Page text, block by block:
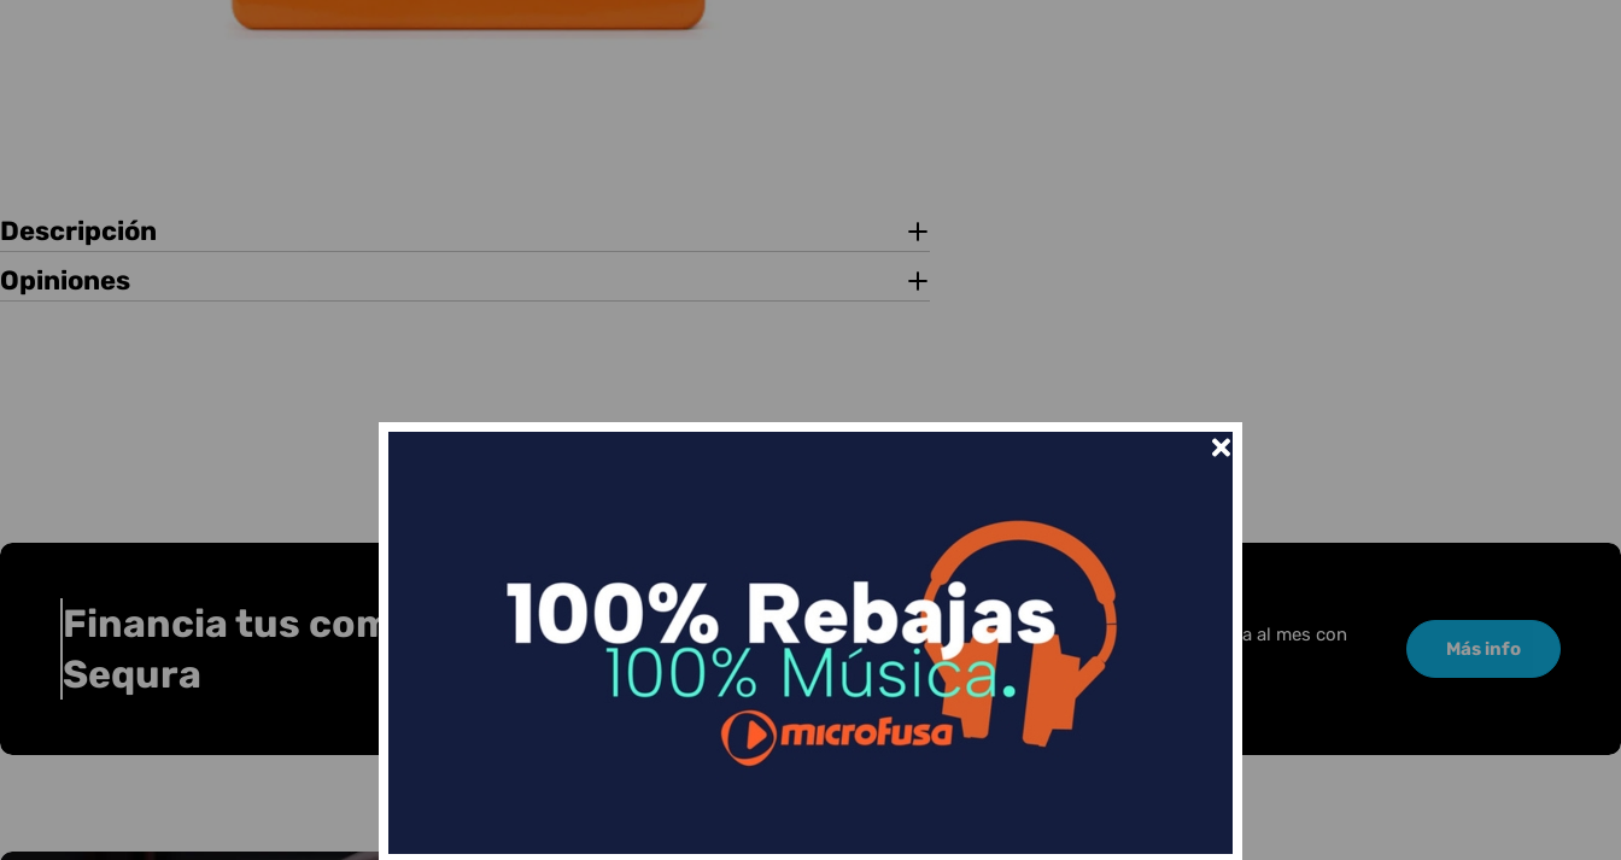
Descripción
Opiniones
Financia tus compras con
Sequra
Divide en 3 sin coste o hasta en 18 meses por una pequeña cuota al mes con
Sequra
Más info